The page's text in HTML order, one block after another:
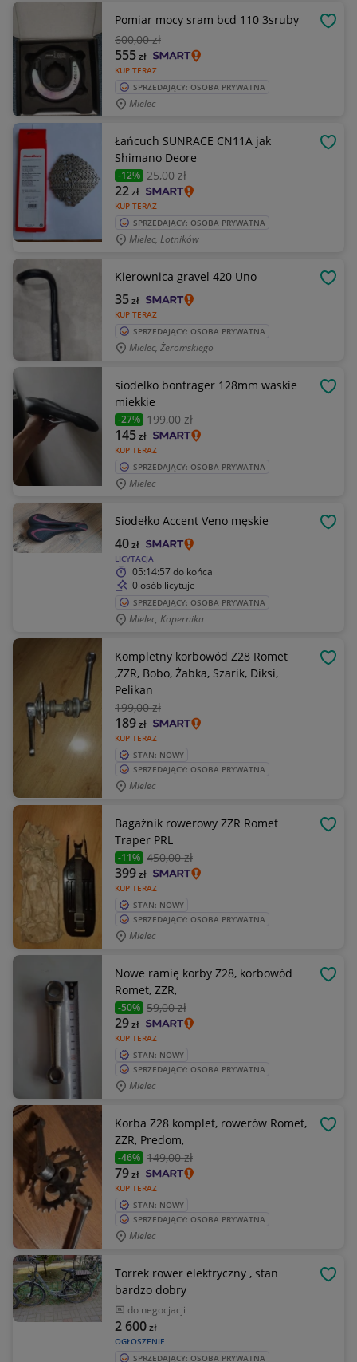
Pomiar mocy sram bcd 110 3sruby
600,00 zł
KUP TERAZ
555zł
SPRZEDAJĄCY: OSOBA PRYWATNA
Mielec
Łańcuch SUNRACE CN11A jak
Shimano Deore
-12% 25,00 zł
KUP TERAZ
22zł
SPRZEDAJĄCY: OSOBA PRYWATNA
Mielec, Lotników
Kierownica gravel 420 Uno
KUP TERAZ
35zł
SPRZEDAJĄCY: OSOBA PRYWATNA
Mielec, Żeromskiego
siodelko bontrager 128mm waskie
miekkie
-27% 199,00 zł
KUP TERAZ
145zł
SPRZEDAJĄCY: OSOBA PRYWATNA
Mielec
Siodełko Accent Veno męskie
LICYTACJA
40zł
05:14:57do końca
0 osób licytuje
SPRZEDAJĄCY: OSOBA PRYWATNA
Mielec, Kopernika
Kompletny korbowód Z28 Romet
,ZZR, Bobo, Żabka, Szarik, Diksi,
Pelikan
199,00 zł
KUP TERAZ
189zł
STAN: NOWY
SPRZEDAJĄCY: OSOBA PRYWATNA
Mielec
Bagażnik rowerowy ZZR Romet
Traper PRL
-11% 450,00 zł
KUP TERAZ
399zł
STAN: NOWY
SPRZEDAJĄCY: OSOBA PRYWATNA
Mielec
Nowe ramię korby Z28, korbowód
Romet, ZZR,
-50% 59,00 zł
KUP TERAZ
29zł
STAN: NOWY
SPRZEDAJĄCY: OSOBA PRYWATNA
Mielec
Korba Z28 komplet, rowerów Romet,
ZZR, Predom,
-46% 149,00 zł
KUP TERAZ
79zł
STAN: NOWY
SPRZEDAJĄCY: OSOBA PRYWATNA
Mielec
Torrek rower elektryczny , stan
bardzo dobry
do negocjacji
OGŁOSZENIE
2 600zł
SPRZEDAJĄCY: OSOBA PRYWATNA